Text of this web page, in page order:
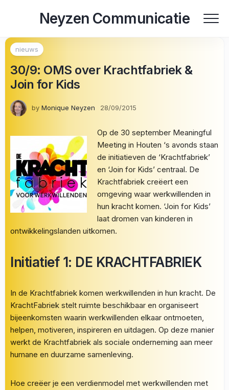
Neyzen Communicatie
nieuws
30/9: OMS over Krachtfabriek &
Join for Kids
by Monique Neyzen 28/09/2015
Op de 30 september Meaningful
Meeting in Houten ‘s avonds staan
de initiatieven de ‘Krachtfabriek’
en ‘Join for Kids’ centraal. De
Krachtfabriek creëert een
omgeving waar werkwillenden in
hun kracht komen. ‘Join for Kids’
laat dromen van kinderen in
ontwikkelingslanden uitkomen.
Initiatief 1: DE KRACHTFABRIEK
In de Krachtfabriek komen werkwillenden in hun kracht. De
KrachtFabriek stelt ruimte beschikbaar en organiseert
bijeenkomsten waarin werkwillenden elkaar ontmoeten,
helpen, motiveren, inspireren en uitdagen. Op deze manier
werkt de Krachtfabriek als sociale onderneming aan meer
humane en duurzame samenleving.
Hoe creëer je een verdienmodel met werkwillenden met